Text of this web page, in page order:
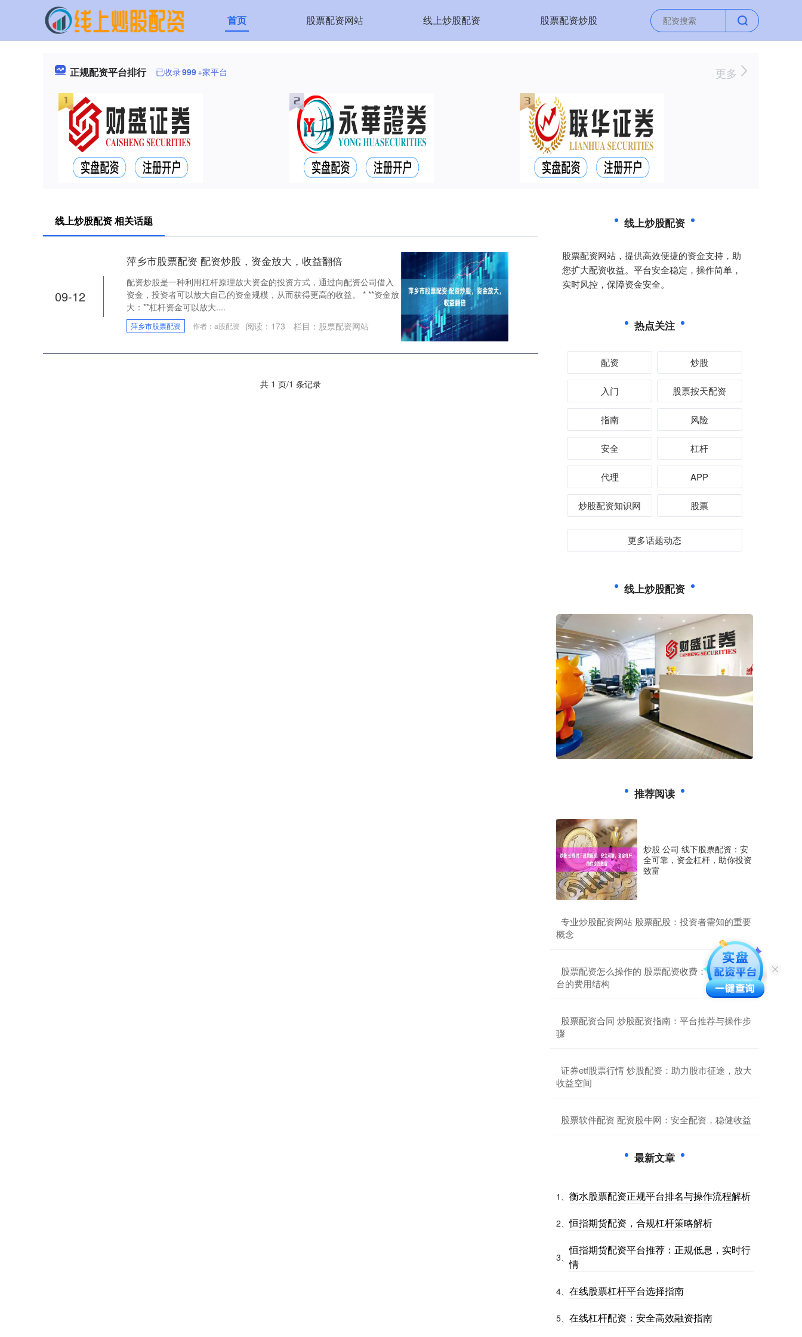
首页 股票配资网站 线上炒股配资 股票配资炒股
正规配资平台排行 已收录999+家平台 更多
线上炒股配资 相关话题
09-12
萍乡市股票配资 配资炒股，资金放大，收益翻倍
配资炒股是一种利用杠杆原理放大资金的投资方式，通过向配资公司借入
资金，投资者可以放大自己的资金规模，从而获得更高的收益。 * **资金放
大：**杠杆资金可以放大....
萍乡市股票配资 作者：a股配资 阅读： 173 栏目： 股票配资网站
共 1 页/1 条记录
线上炒股配资
股票配资网站，提供高效便捷的资金支持，助
您扩大配资收益。平台安全稳定，操作简单，
实时风控，保障资金安全。
热点关注
配资 炒股
入门 股票按天配资
指南 风险
安全 杠杆
代理 APP
炒股配资知识网 股票
更多话题动态
线上炒股配资
推荐阅读
炒股 公司 线下股票配资：安
全可靠，资金杠杆，助你投资
致富
​专业炒股配资网站 股票配股：投资者需知的重要
概念
​股票配资怎么操作的 股票配资收费：了解不同平
台的费用结构
​股票配资合同 炒股配资指南：平台推荐与操作步
骤
​证券etf股票行情 炒股配资：助力股市征途，放大
收益空间
​股票软件配资 配资股牛网：安全配资，稳健收益
最新文章
1、 衡水股票配资正规平台排名与操作流程解析
2、恒指期货配资，合规杠杆策略解析
3、
恒指期货配资平台推荐：正规低息，实时行
情
4、 在线股票杠杆平台选择指南
5、 在线杠杆配资：安全高效融资指南